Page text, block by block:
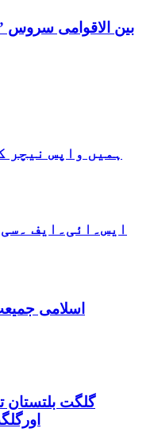
بین الاقوامی سروس
ہمیں واپس نیچر
ایس۔ائی۔ایف
اسلامی